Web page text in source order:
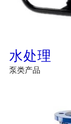
水处理
泵类产品